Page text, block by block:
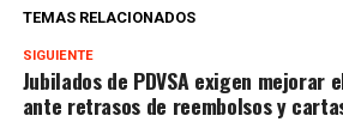
TEMAS RELACIONADOS
SIGUIENTE
Jubilados de PDVSA exigen mejorar
ante retrasos de reembolsos y